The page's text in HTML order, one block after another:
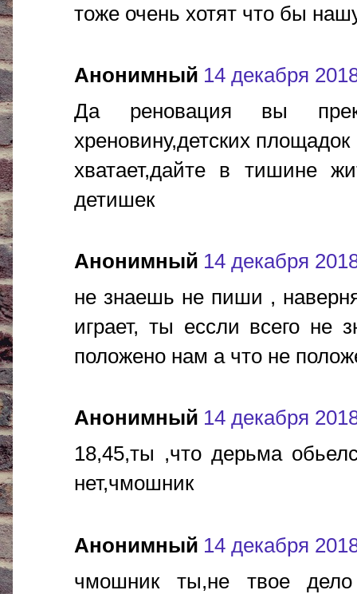
тоже очень хотят что бы
Анонимный 14 декабря
Да реновация вы
хреновину,детских
хватает,дайте в тишине
детишек
Анонимный 14 декабря
не знаешь не пиши ,
играет, ты ессли всего
положено нам а что не
Анонимный 14 декабря
18,45,ты ,что дерьма
нет,чмошник
Анонимный 14 декабря
чмошник ты,не твое